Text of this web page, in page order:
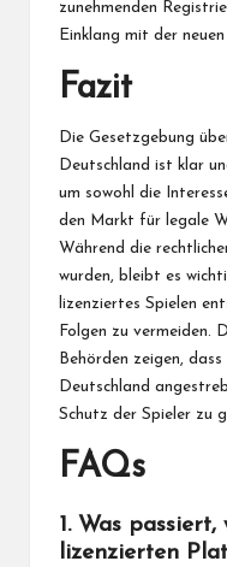
zunehmenden
Einklang mit der
Fazit
Die Gesetzgebung
Deutschland ist klar
um sowohl die
den Markt für legale
Während die
wurden, bleibt es
lizenziertes Spielen
Folgen zu vermeiden.
Behörden zeigen,
Deutschland
Schutz der Spieler zu
FAQs
1. Was
lizenzierten